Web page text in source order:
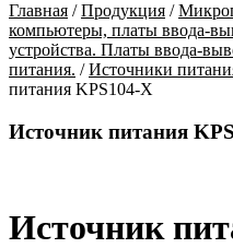
Главная /Продукция /
компьютеры, платы ввода-
устройства. Платы ввода-
питания. /Источники
питания KPS104-X
Источник питания
Источник